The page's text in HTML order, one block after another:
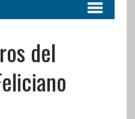
del